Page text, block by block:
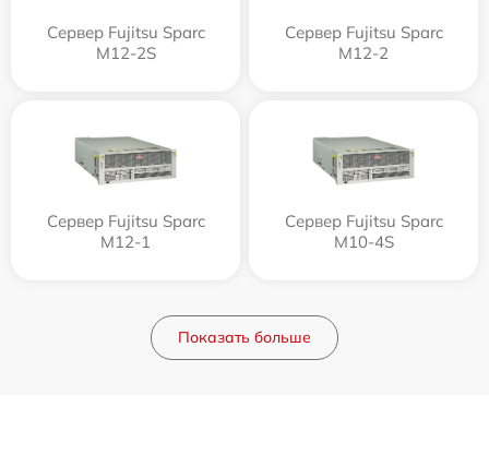
Сервер Fujitsu Sparc
M12-2S
Сервер Fujitsu Sparc
M12-2
Сервер Fujitsu Sparc
M12-1
Сервер Fujitsu Sparc
M10-4S
Показать больше